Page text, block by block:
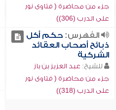
جزء من محاضرة ( فتاوى نور
على الدرب (306))
الفهرس:حكم أكل
ذبائح أصحاب العقائد
الشركية
للشيخ: عبد العزيز بن باز
جزء من محاضرة ( فتاوى نور
على الدرب (318))